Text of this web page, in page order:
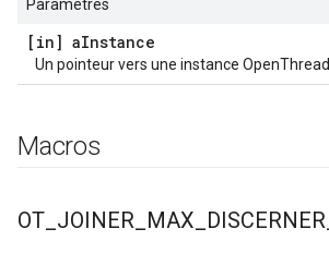
Paramètres
[in] aInstance
Un pointeur vers une instance OpenThread.
Macros
OT JOINER MAX DISCERNER